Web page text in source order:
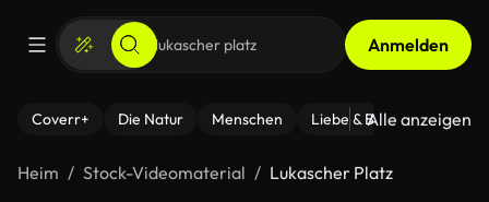
Anmelden
Coverr+ Die Natur Menschen Liebe & Beziehungen
Alle anzeigen
Heim Stock-Videomaterial Lukascher Platz